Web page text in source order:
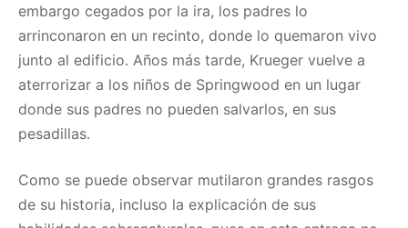
embargo cegados por la ira, los padres lo
arrinconaron en un recinto, donde lo quemaron vivo
junto al edificio. Años más tarde, Krueger vuelve a
aterrorizar a los niños de Springwood en un lugar
donde sus padres no pueden salvarlos, en sus
pesadillas.
Como se puede observar mutilaron grandes rasgos
de su historia, incluso la explicación de sus